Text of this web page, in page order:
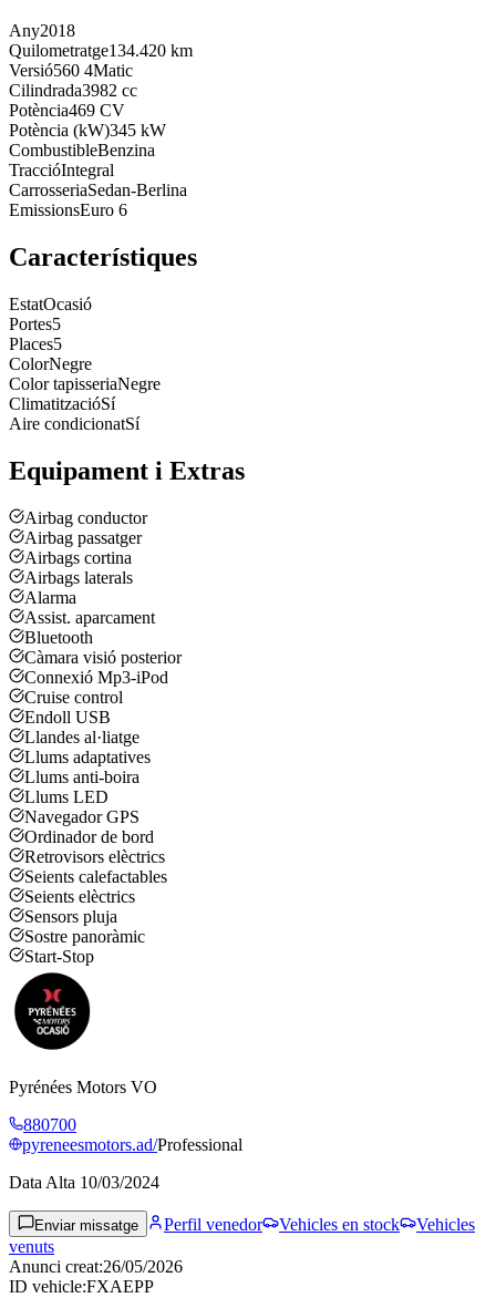
Any2018
Quilometratge134.420 km
Versió560 4Matic
Cilindrada3982 cc
Potència469 CV
Potència (kW)345 kW
CombustibleBenzina
TraccióIntegral
CarrosseriaSedan-Berlina
EmissionsEuro 6
Característiques
EstatOcasió
Portes5
Places5
ColorNegre
Color tapisseriaNegre
ClimatitzacióSí
Aire condicionatSí
Equipament i Extras
Airbag conductor
Airbag passatger
Airbags cortina
Airbags laterals
Alarma
Assist. aparcament
Bluetooth
Càmara visió posterior
Connexió Mp3-iPod
Cruise control
Endoll USB
Llandes al·liatge
Llums adaptatives
Llums anti-boira
Llums LED
Navegador GPS
Ordinador de bord
Retrovisors elèctrics
Seients calefactables
Seients elèctrics
Sensors pluja
Sostre panoràmic
Start-Stop
Pyrénées Motors VO
880700
pyreneesmotors.ad/Professional
Data Alta 10/03/2024
Enviar missatge Perfil venedor Vehicles en stock
Vehicles
venuts
Anunci creat:26/05/2026
ID vehicle:FXAEPP